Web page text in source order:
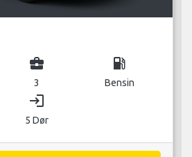
business_center
3
local_gas_station
Bensin
login
5 Dør